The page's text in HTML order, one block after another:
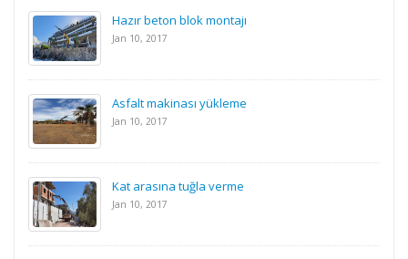
Hazır beton blok montajı
Jan 10, 2017
Asfalt makinası yükleme
Jan 10, 2017
Kat arasına tuğla verme
Jan 10, 2017